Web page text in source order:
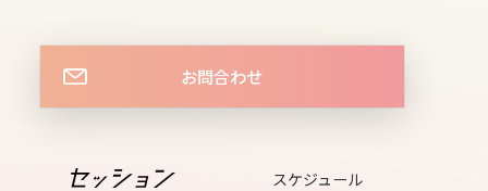
15
thu
fri
お問合わせ
スケジュール